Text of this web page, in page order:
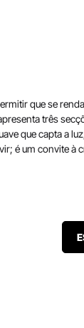
que se
três
que capta a
é um convite à